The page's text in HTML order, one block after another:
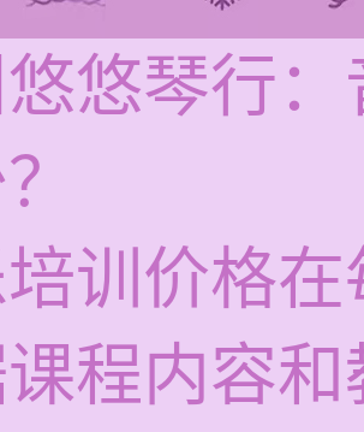
悠琴行
训价格
程内容